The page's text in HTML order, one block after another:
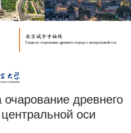
очарование древнего
оси